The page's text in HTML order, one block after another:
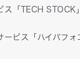
ス「TECH STOCK」
ビス「ハイパフォ